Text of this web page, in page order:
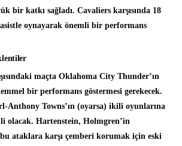
bir katkı sağladı. Cavaliers karşısında 18
oynayarak önemli bir performans
maçta Oklahoma City Thunder’ın
bir performans göstermesi gerekecek.
Anthony Towns’ın (oyarsa) ikili oyunlarına
olacak. Hartenstein, Holmgren’in
ataklara karşı çemberi korumak için eski